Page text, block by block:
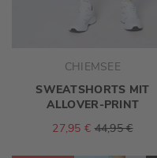
CHIEMSEE
SWEATSHORTS MIT
ALLOVER-PRINT
27,95 € 44,95 €